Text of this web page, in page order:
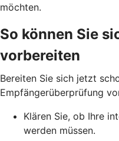
möchten.
So können Sie
vorbereiten
Bereiten Sie sich jetzt
Empfängerüberprüfung
Klären Sie, ob Ihre
werden müssen.